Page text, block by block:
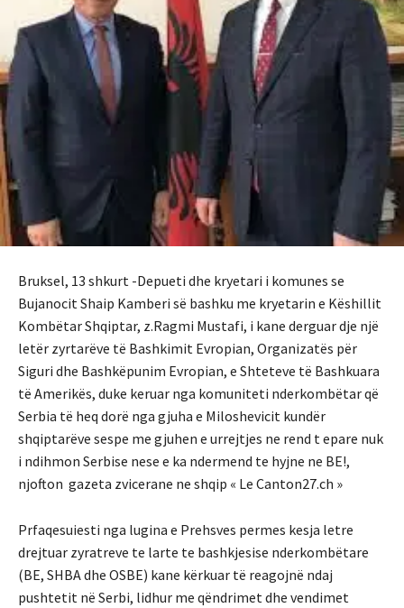
Bruksel, 13 shkurt -Depueti dhe kryetari i komunes se
Bujanocit Shaip Kamberi së bashku me kryetarin e Këshillit
Kombëtar Shqiptar, z.Ragmi Mustafi, i kane derguar dje një
letër zyrtarëve të Bashkimit Evropian, Organizatës për
Siguri dhe Bashkëpunim Evropian, e Shteteve të Bashkuara
të Amerikës, duke keruar nga komuniteti nderkombëtar që
Serbia të heq dorë nga gjuha e Miloshevicit kundër
shqiptarëve sespe me gjuhen e urrejtjes ne rend t epare nuk
i ndihmon Serbise nese e ka ndermend te hyjne ne BE!,
njofton gazeta zvicerane ne shqip « Le Canton27.ch »
Prfaqesuiesti nga lugina e Prehsves permes kesja letre
drejtuar zyratreve te larte te bashkjesise nderkombëtare
(BE, SHBA dhe OSBE) kane kërkuar të reagojnë ndaj
pushtetit në Serbi, lidhur me qëndrimet dhe vendimet